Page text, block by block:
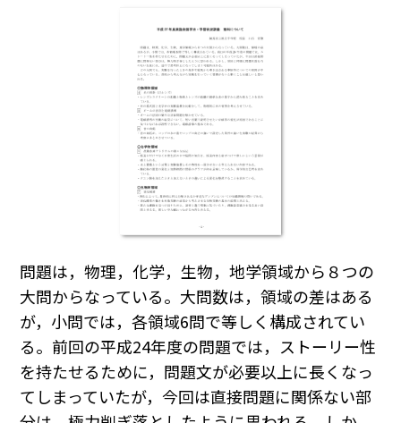
問題は，物理，化学，生物，地学領域から８つの
大問からなっている。大問数は，領域の差はある
が，小問では，各領域6問で等しく構成されてい
る。前回の平成24年度の問題では，ストーリー性
を持たせるために，問題文が必要以上に長くなっ
てしまっていたが，今回は直接問題に関係ない部